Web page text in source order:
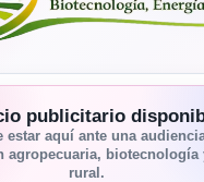
publicitario
estar aquí ante una
agropecuaria, biotecnología
rural.